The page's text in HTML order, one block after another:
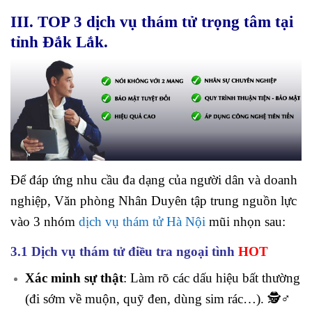
III. TOP 3 dịch vụ thám tử trọng tâm tại
tỉnh Đắk Lắk.
Để đáp ứng nhu cầu đa dạng của người dân và doanh
nghiệp, Văn phòng Nhân Duyên tập trung nguồn lực
vào 3 nhóm dịch vụ thám tử Hà Nội mũi nhọn sau:
3.1 Dịch vụ thám tử điều tra ngoại tình HOT
Xác minh sự thật: Làm rõ các dấu hiệu bất thường
(đi sớm về muộn, quỹ đen, dùng sim rác…). 🕵️♂️